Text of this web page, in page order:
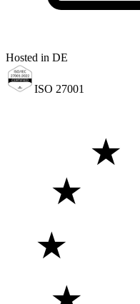
Hosted in DE
ISO 27001
★
★
★